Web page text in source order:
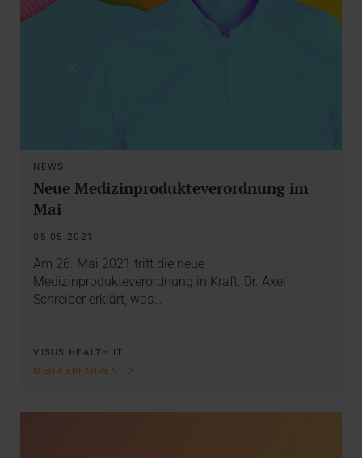
NEWS
Neue Medizinprodukteverordnung im
Mai
05.05.2021
Am 26. Mai 2021 tritt die neue
Medizinprodukteverordnung in Kraft. Dr. Axel
Schreiber erklärt, was…
VISUS HEALTH IT
MEHR ERFAHREN